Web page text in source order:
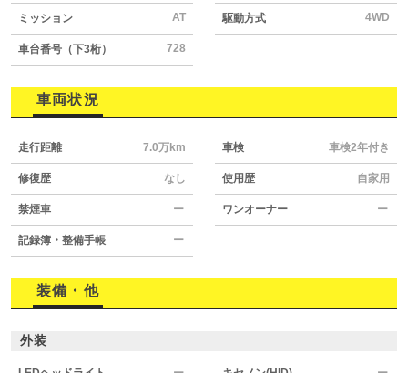
ミッション AT 駆動方式 4WD
車台番号（下3桁） 728
車両状況
走行距離 7.0万km 車検 車検2年付き
修復歴 なし 使用歴 自家用
禁煙車 ー ワンオーナー ー
記録簿・整備手帳 ー
装備・他
外装